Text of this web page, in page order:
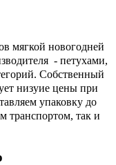
мягкой новогодней
- петухами,
Собственный
низуие цены при
упаковку до
транспортом, так и